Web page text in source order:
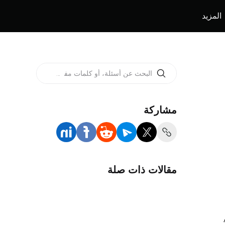
المزيد
مشاركة
مقالات ذات صلة